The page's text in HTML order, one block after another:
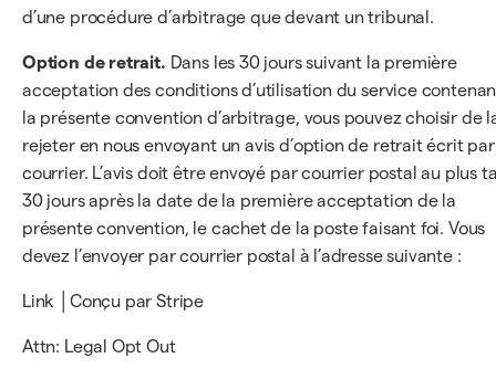
d’une procédure d’arbitrage que devant un tribunal.
Option de retrait. Dans les 30 jours suivant la première
acceptation des conditions d’utilisation du service
la présente convention d’arbitrage, vous pouvez choisir de
rejeter en nous envoyant un avis d’option de retrait écrit par
courrier. L’avis doit être envoyé par courrier postal au plus
30 jours après la date de la première acceptation de la
présente convention, le cachet de la poste faisant foi. Vous
devez l’envoyer par courrier postal à l’adresse suivante :
Link │Conçu par Stripe
Attn: Legal Opt Out